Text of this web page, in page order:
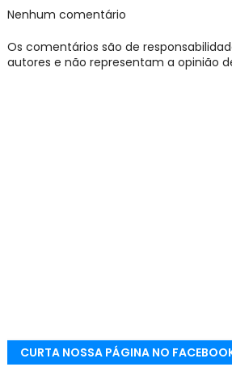
Nenhum comentário
Os comentários são de
autores e não representam a opinião
CURTA NOSSA PÁGINA NO